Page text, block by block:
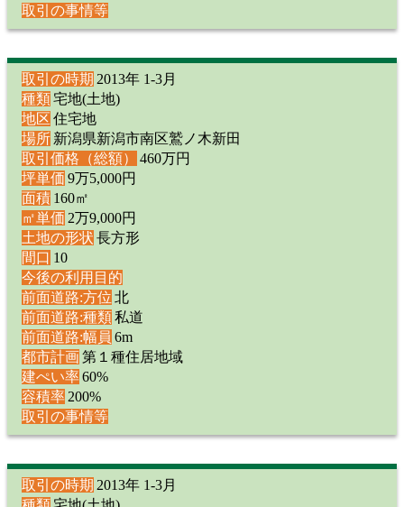
取引の事情等
取引の時期 2013年 1-3月
種類 宅地(土地)
地区 住宅地
場所 新潟県新潟市南区鷲ノ木新田
取引価格（総額）
460万円
坪単価 9万5,000円
面積 160㎡
㎡単価 2万9,000円
土地の形状 長方形
間口 10
今後の利用目的
前面道路:方位 北
前面道路:種類 私道
前面道路:幅員 6m
都市計画 第１種住居地域
建ぺい率60%
容積率200%
取引の事情等
取引の時期 2013年 1-3月